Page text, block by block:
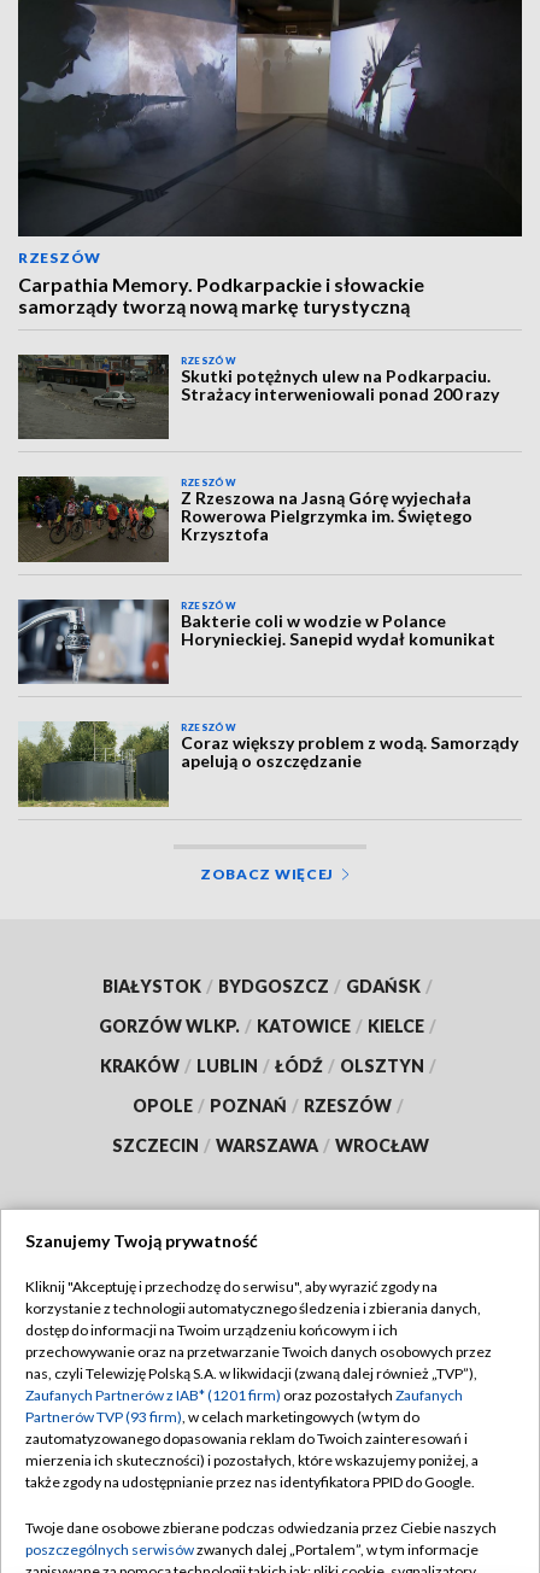
RZESZÓW
Carpathia Memory. Podkarpackie i słowackie
samorządy tworzą nową markę turystyczną
RZESZÓW
Skutki potężnych ulew na Podkarpaciu.
Strażacy interweniowali ponad 200 razy
RZESZÓW
Z Rzeszowa na Jasną Górę wyjechała
Rowerowa Pielgrzymka im. Świętego
Krzysztofa
RZESZÓW
Bakterie coli w wodzie w Polance
Horynieckiej. Sanepid wydał komunikat
RZESZÓW
Coraz większy problem z wodą. Samorządy
apelują o oszczędzanie
ZOBACZ WIĘCEJ
BIAŁYSTOK / BYDGOSZCZ / GDAŃSK /
GORZÓW WLKP. / KATOWICE / KIELCE /
KRAKÓW / LUBLIN / ŁÓDŹ / OLSZTYN /
OPOLE / POZNAŃ / RZESZÓW /
SZCZECIN / WARSZAWA / WROCŁAW
TVP
Abonament TVP
Emisja w TVP
Centrum informacji TVP
Naziemna Telewizja Cyfrowa
Rada Programowa
Regulamin TVP
Polityka prywatności
Moje zgody
Pomoc
Kontakt
Szanujemy Twoją prywatność
Kliknij "Akceptuję i przechodzę do serwisu", aby wyrazić zgody na
korzystanie z technologii automatycznego śledzenia i zbierania danych,
dostęp do informacji na Twoim urządzeniu końcowym i ich
przechowywanie oraz na przetwarzanie Twoich danych osobowych przez
nas, czyli Telewizję Polską S.A. w likwidacji (zwaną dalej również „TVP”),
Zaufanych Partnerów z IAB* (1201 firm) oraz pozostałych Zaufanych
Partnerów TVP (93 firm), w celach marketingowych (w tym do
zautomatyzowanego dopasowania reklam do Twoich zainteresowań i
mierzenia ich skuteczności) i pozostałych, które wskazujemy poniżej, a
także zgody na udostępnianie przez nas identyfikatora PPID do Google.
Twoje dane osobowe zbierane podczas odwiedzania przez Ciebie naszych
poszczególnych serwisówzwanych dalej „Portalem”, w tym informacje